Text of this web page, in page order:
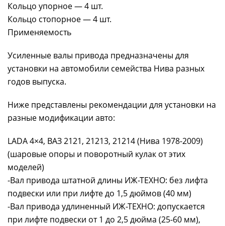
Кольцо упорное — 4 шт.
Кольцо стопорное — 4 шт.
Применяемость
Усиленные валы привода предназначены для
установки на автомобили семейства Нива разных
годов выпуска.
Ниже представлены рекомендации для установки на
разные модификации авто:
LADA 4×4, ВАЗ 2121, 21213, 21214 (Нива 1978-2009)
(шаровые опоры и поворотный кулак от этих
моделей)
-Вал привода штатной длины ИЖ-ТЕХНО: без лифта
подвески или при лифте до 1,5 дюймов (40 мм)
-Вал привода удлиненный ИЖ-ТЕХНО: допускается
при лифте подвески от 1 до 2,5 дюйма (25-60 мм),